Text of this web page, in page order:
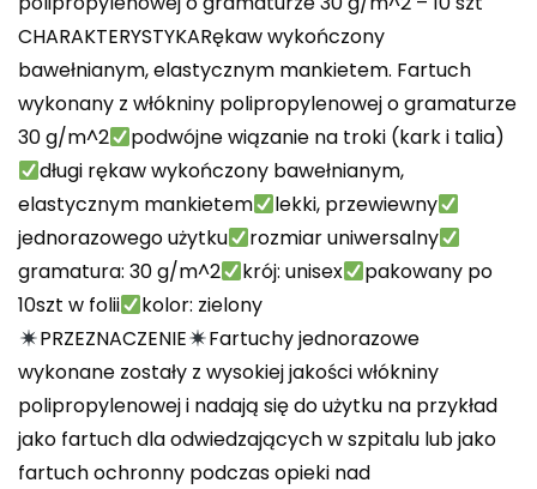
CHARAKTERYSTYKARękaw wykończony
bawełnianym, elastycznym mankietem. Fartuch
wykonany z włókniny polipropylenowej o gramaturze
30 g/m^2
podwójne wiązanie na troki (kark i talia)
długi rękaw wykończony bawełnianym,
elastycznym mankietem
lekki, przewiewny
jednorazowego użytku
rozmiar uniwersalny
gramatura: 30 g/m^2
krój: unisex
pakowany po
10szt w folii
kolor: zielony
PRZEZNACZENIE
Fartuchy jednorazowe
wykonane zostały z wysokiej jakości włókniny
polipropylenowej i nadają się do użytku na przykład
jako fartuch dla odwiedzających w szpitalu lub jako
fartuch ochronny podczas opieki nad